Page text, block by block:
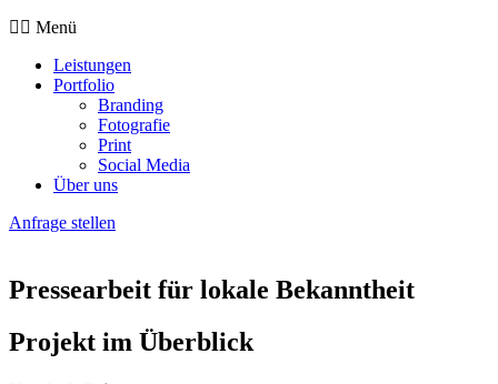
Menü
Leistungen
Portfolio
Branding
Fotografie
Print
Social Media
Über uns
Anfrage stellen
Pressearbeit für lokale Bekanntheit
Projekt im Überblick